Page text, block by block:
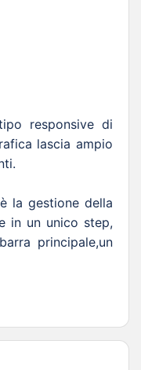
responsive di
lascia ampio
la gestione della
in un unico step,
principale,un